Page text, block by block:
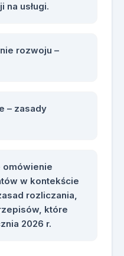
na usługi.
rozwoju –
– zasady
omówienie
w kontekście
rozliczania,
które
2026 r.